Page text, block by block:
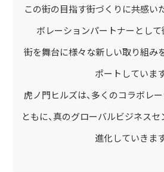
この街の目指す街づくりに共感い
ボレーションパートナーとして
街を舞台に様々な新しい取り組み
ポートしています
虎ノ門ヒルズは、多くのコラボレ
ともに、真のグローバルビジネスセ
進化していきます